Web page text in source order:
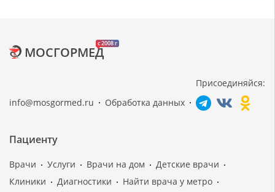
c 2008 г
МОСГОРМЕД
info@mosgormed.ru Обработка данных
Присоединяйся:
Пациенту
Врачи Услуги Врачи на дом
Детские врачи
Клиники
Диагностики
Найти врача у метро